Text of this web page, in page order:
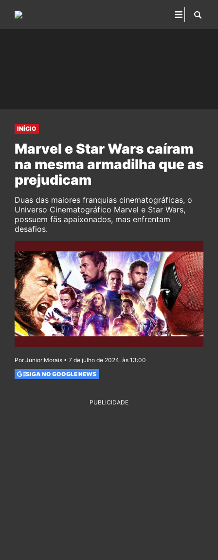
INÍCIO
Marvel e Star Wars caíram
na mesma armadilha que as
prejudicam
Duas das maiores franquias cinematográficas, o
Universo Cinematográfico Marvel e Star Wars,
possuem fãs apaixonados, mas enfrentam
desafios.
Por Junior Morais • 7 de julho de 2024, às 13:00
SIGA NO GOOGLE NEWS
PUBLICIDADE